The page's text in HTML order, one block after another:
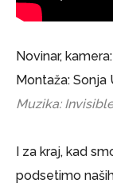
Novinar,
Montaža: Sonja
Muzika:
I za kraj, kad
podsetimo